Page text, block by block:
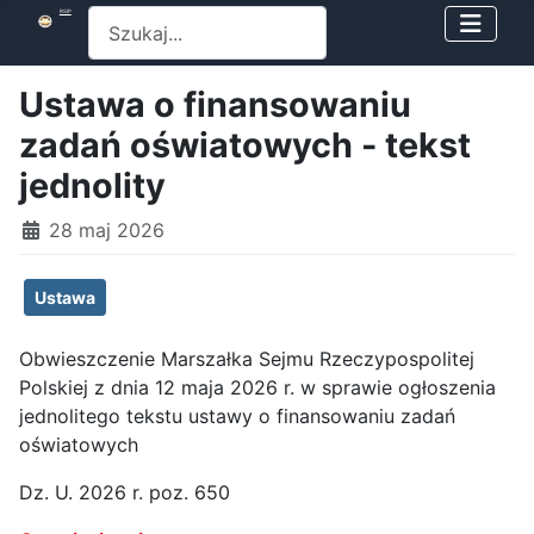
RSIP
Ustawa o finansowaniu
zadań oświatowych - tekst
jednolity
28 maj 2026
Ustawa
Obwieszczenie Marszałka Sejmu Rzeczypospolitej
Polskiej z dnia 12 maja 2026 r. w sprawie ogłoszenia
jednolitego tekstu ustawy o finansowaniu zadań
oświatowych
Dz. U. 2026 r. poz. 650